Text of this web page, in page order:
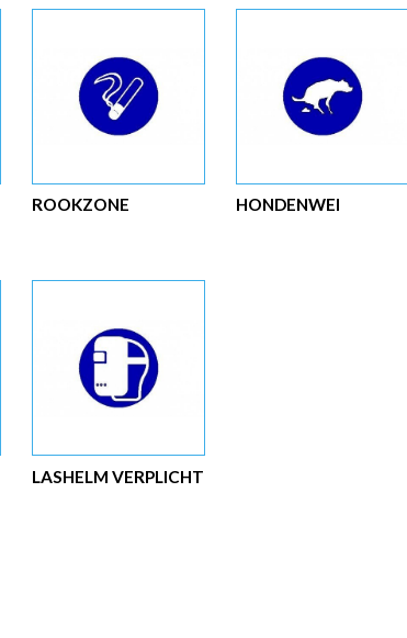
ROOKZONE HONDENWEI
LASHELM VERPLICHT